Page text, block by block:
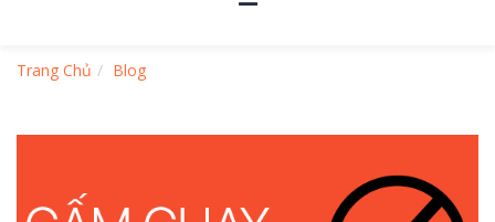
Trang Chủ Blog